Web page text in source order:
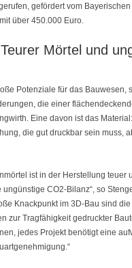
gefördert vom Bayerischen
über 450.000 Euro.
Mörtel und
Potenziale für das Bauwesen,
die einer
Eine davon ist das
die gut druckbar sein muss,
ist in der Herstellung teuer
CO2-Bilanz“, so
Knackpunkt im 3D-Bau sind
zur Tragfähigkeit gedruckter
jedes Projekt benötigt eine